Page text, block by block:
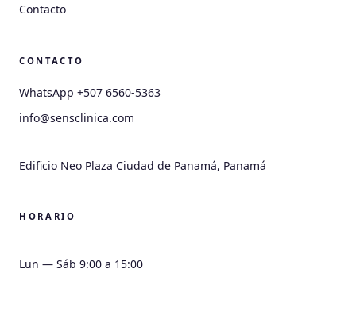
Contacto
CONTACTO
WhatsApp +507 6560-5363
info@sensclinica.com
HORARIO